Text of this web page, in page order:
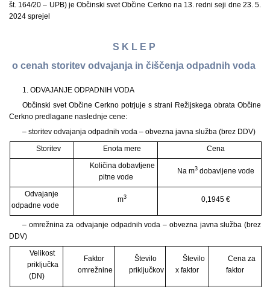
št. 164/20 – UPB) je Občinski svet Občine Cerkno na 13. redni seji dne 23. 5.
2024 sprejel
S K L E P
o cenah storitev odvajanja in čiščenja odpadnih voda
1. ODVAJANJE ODPADNIH VODA
Občinski svet Občine Cerkno potrjuje s strani Režijskega obrata Občine
Cerkno predlagane naslednje cene:
– storitev odvajanja odpadnih voda – obvezna javna služba (brez DDV)
Storitev
Enota mere
Cena
Količina dobavljene
pitne vode
Na m3 dobavljene vode
Odvajanje
odpadne vode
m3 0,1945 €
– omrežnina za odvajanje odpadnih voda – obvezna javna služba (brez
DDV)
Velikost
priključka
(DN)
Faktor
omrežnine
Število
priključkov
Število
x faktor
Cena za
faktor